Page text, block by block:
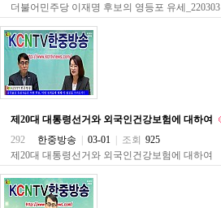
DOMCLUB.top
신
규
노
휴
사
이
대
출
DB
더불어민주당 이재명 후보의 영등포 유세_220303
제20대 대통령선거와 외국인건강보험에 대하여
292
한중방송 03-01 조회 925
제20대 대통령선거와 외국인건강보험에 대하여